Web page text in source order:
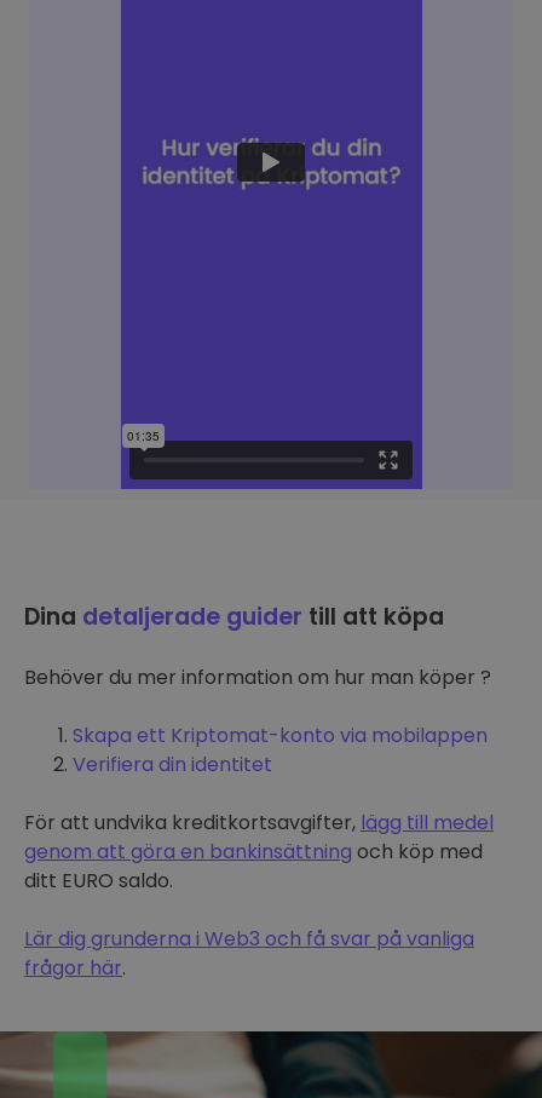
Dina detaljerade guider till att köpa
Behöver du mer information om hur man köper ?
Skapa ett Kriptomat-konto via mobilappen
Verifiera din identitet
För att undvika kreditkortsavgifter, lägg till medel
genom att göra en bankinsättning och köp med
ditt EURO saldo.
Lär dig grunderna i Web3 och få svar på vanliga
frågor här.